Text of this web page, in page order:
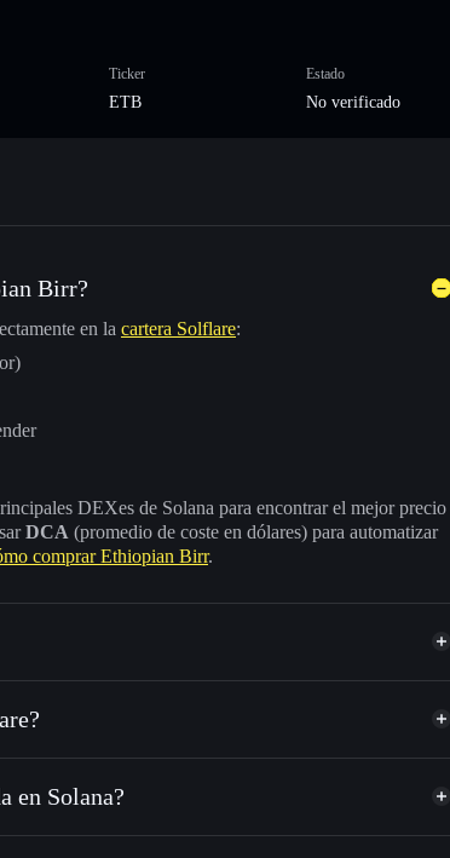
Ticker
ETB
Estado
No verificado
Birr?
en la cartera Solflare:
DEXes de Solana para encontrar el mejor precio
DCA (promedio de coste en dólares) para automatizar
comprar Ethiopian Birr.
o miles de otros tokens de Solana con enrutamiento
en Solana?